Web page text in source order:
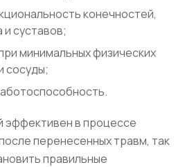
конечностей,
суставов;
минимальных физических
сосуды;
эффективен в процессе
перенесенных травм, так
правильные